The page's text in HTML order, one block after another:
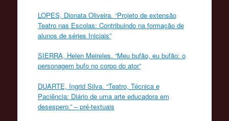
LOPES, Dionata Oliveira. “Projeto de extensão
Teatro nas Escolas: Contribuindo na formação de
alunos de séries Iniciais”
SIERRA, Helen Meireles. “Meu bufão, eu bufão: o
personagem bufo no corpo do ator”
DUARTE, Ingrid Silva. “Teatro, Técnica e
Paciência: Diário de uma arte educadora em
desespero.” – pré-textuais